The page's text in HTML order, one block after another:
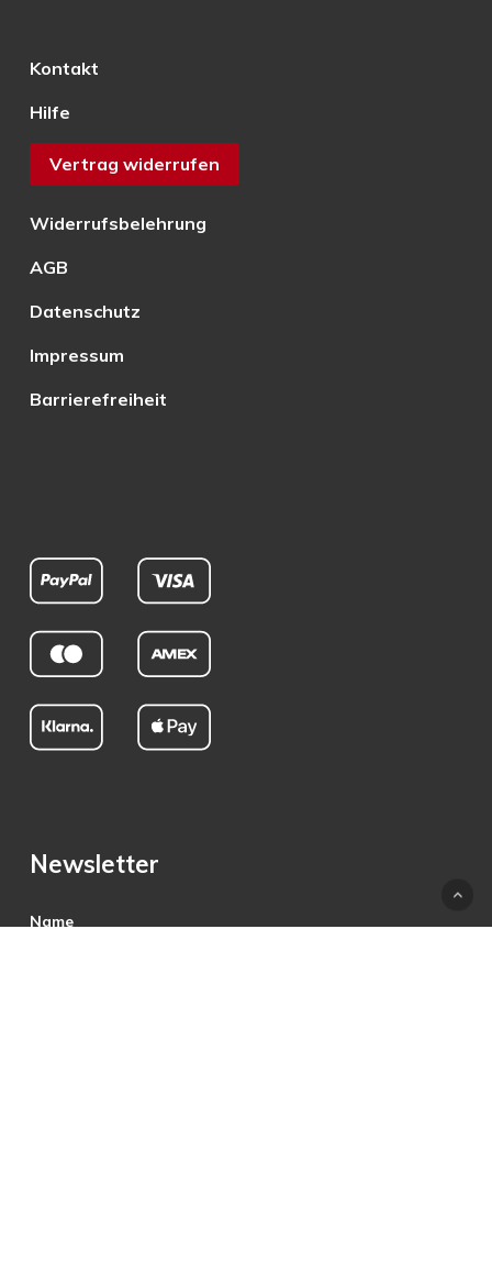
Kontakt
Hilfe
Vertrag widerrufen
Widerrufsbelehrung
AGB
Datenschutz
Impressum
Barrierefreiheit
Newsletter
Name